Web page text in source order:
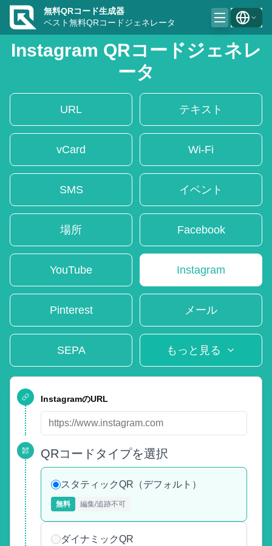
無料QRコード生成器
ベスト無料QRコードジェネレータ
Instagram QRコードジェネレ
ータ
URL テキスト
vCard Wi-Fi
SMS イベント
場所 Facebook
YouTube Instagram
Pinterest メール
SEPA もっと見る
InstagramのURL
QRコードタイプを選択
スタティックQR（デフォルト）
無料 編集/追跡不可
ダイナミックQR